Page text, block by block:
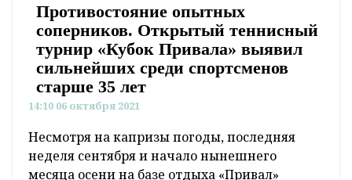
Противостояние опытных
соперников. Открытый теннисный
турнир «Кубок Привала» выявил
сильнейших среди спортсменов
старше 35 лет
14:10 06 октября 2021